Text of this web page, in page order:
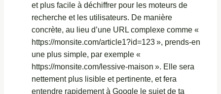
et plus facile à déchiffrer pour les moteurs de
recherche et les utilisateurs. De manière
concrète, au lieu d’une URL complexe comme «
https://monsite.com/article1?id=123 », prends-en
une plus simple, par exemple «
https://monsite.com/lessive-maison ». Elle sera
nettement plus lisible et pertinente, et fera
entendre rapidement à Google le sujet de ta